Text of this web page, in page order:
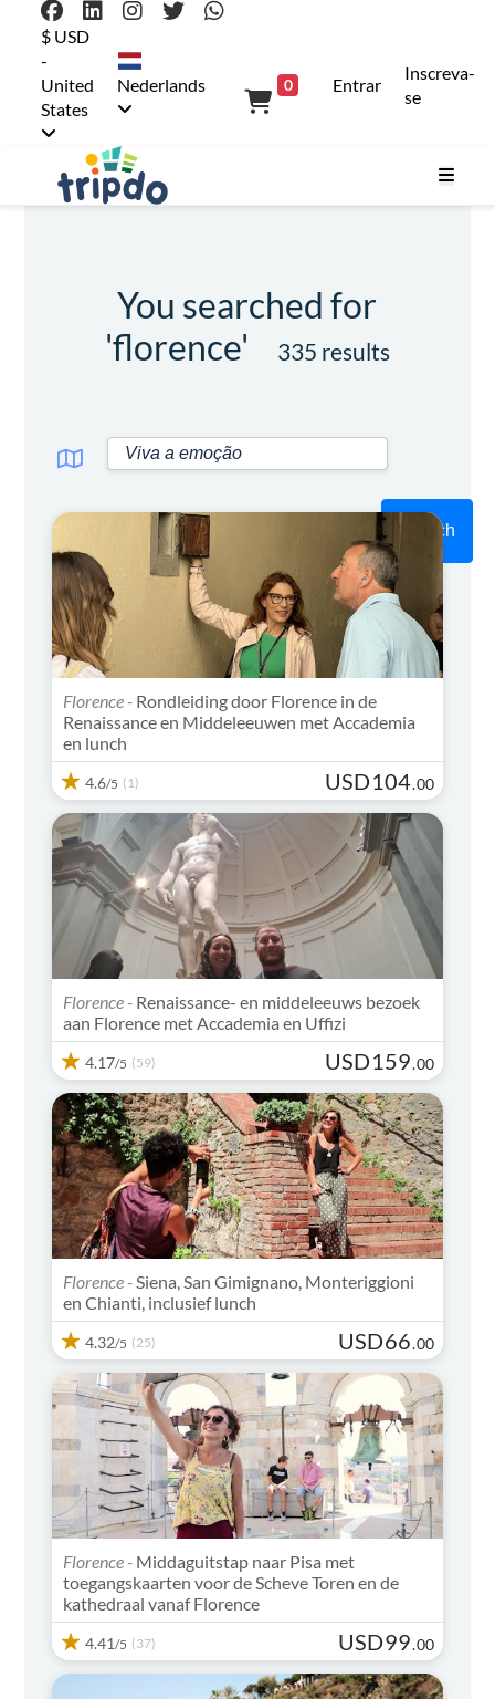
$ USD
-
United
States
Nederlands 0 Entrar
Inscreva-
se
You searched for
'florence'
335 results
Search
Florence - Rondleiding door Florence in de
Renaissance en Middeleeuwen met Accademia
en lunch
4.6/5 (1) USD104.00
Florence - Renaissance- en middeleeuws bezoek
aan Florence met Accademia en Uffizi
4.17/5 (59) USD159.00
Florence - Siena, San Gimignano, Monteriggioni
en Chianti, inclusief lunch
4.32/5 (25) USD66.00
Florence - Middaguitstap naar Pisa met
toegangskaarten voor de Scheve Toren en de
kathedraal vanaf Florence
4.41/5 (37) USD99.00